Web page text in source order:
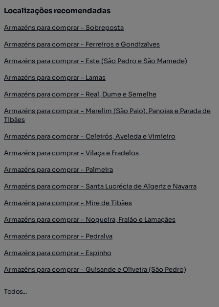
Localizações recomendadas
Armazéns para comprar - Sobreposta
Armazéns para comprar - Ferreiros e Gondizalves
Armazéns para comprar - Este (São Pedro e São Mamede)
Armazéns para comprar - Lamas
Armazéns para comprar - Real, Dume e Semelhe
Armazéns para comprar - Merelim (São Paio), Panoias e Parada de
Tibães
Armazéns para comprar - Celeirós, Aveleda e Vimieiro
Armazéns para comprar - Vilaça e Fradelos
Armazéns para comprar - Palmeira
Armazéns para comprar - Santa Lucrécia de Algeriz e Navarra
Armazéns para comprar - Mire de Tibães
Armazéns para comprar - Nogueira, Fraião e Lamaçães
Armazéns para comprar - Pedralva
Armazéns para comprar - Espinho
Armazéns para comprar - Guisande e Oliveira (São Pedro)
Todos...